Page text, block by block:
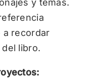
y temas.
a recordar
libro.